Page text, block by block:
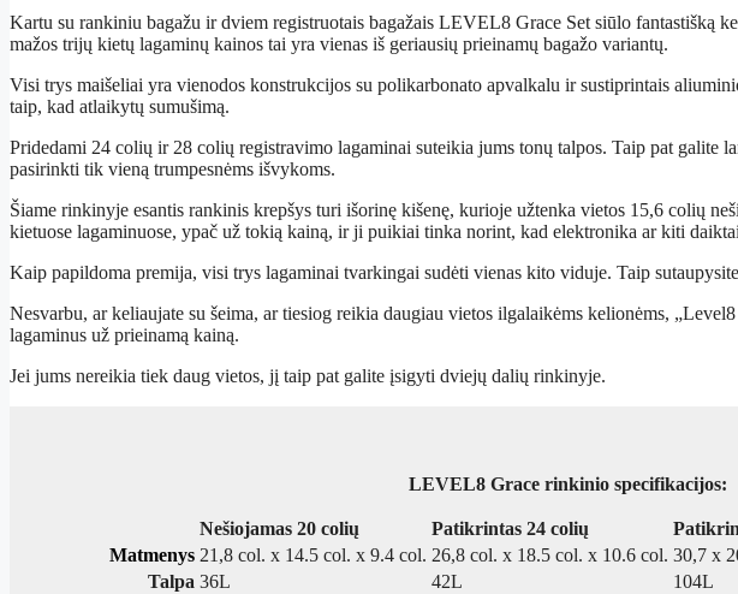
Kartu su rankiniu bagažu ir dviem registruotais bagažais LEVEL8 Grace Set siūlo fantastišką
mažos trijų kietų lagaminų kainos tai yra vienas iš geriausių prieinamų bagažo variantų.
Visi trys maišeliai yra vienodos konstrukcijos su polikarbonato apvalkalu ir sustiprintais
taip, kad atlaikytų sumušimą.
Pridedami 24 colių ir 28 colių registravimo lagaminai suteikia jums tonų talpos. Taip pat galite
pasirinkti tik vieną trumpesnėms išvykoms.
Šiame rinkinyje esantis rankinis krepšys turi išorinę kišenę, kurioje užtenka vietos 15,6 colių
kietuose lagaminuose, ypač už tokią kainą, ir ji puikiai tinka norint, kad elektronika ar kiti
Kaip papildoma premija, visi trys lagaminai tvarkingai sudėti vienas kito viduje. Taip
Nesvarbu, ar keliaujate su šeima, ar tiesiog reikia daugiau vietos ilgalaikėms kelionėms,
lagaminus už prieinamą kainą.
Jei jums nereikia tiek daug vietos, jį taip pat galite įsigyti dviejų dalių rinkinyje.
LEVEL8 Grace rinkinio specifikacijos:
Nešiojamas 20 colių Patikrintas 24 colių
Matmenys 21,8 col. x 14.5 col. x 9.4 col. 26,8 col. x 18.5 col. x 10.6 col. 30,7 x
Talpa 36L 42L
104L